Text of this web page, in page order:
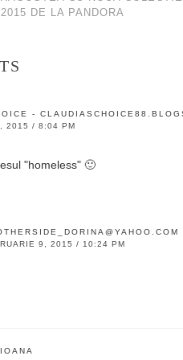
DE LA PANDORA
-
2015 / 8:04 PM
"homeless" 🙂
9, 2015 / 10:24 PM